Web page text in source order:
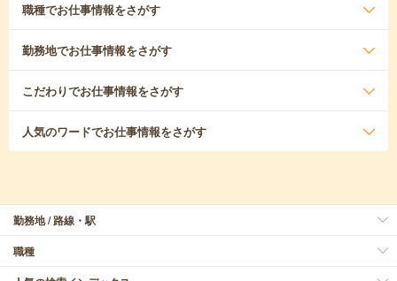
職種でお仕事情報をさがす
勤務地でお仕事情報をさがす
こだわりでお仕事情報をさがす
人気のワードでお仕事情報をさがす
勤務地 / 路線・駅
職種